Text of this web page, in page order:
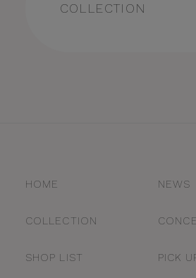
COLLECTION
HOME NEWS
COLLECTION
SHOP LIST PICK